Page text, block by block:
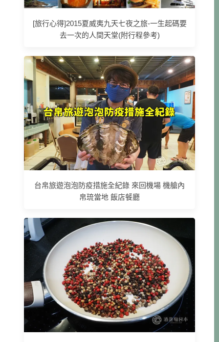
[旅行心得]2015夏威夷九天七夜之旅-一生起碼要
去一次的人間天堂(附行程參考)
台帛旅遊泡泡防疫措施全紀錄 來回機場 機艙內
帛琉當地 飯店餐廳